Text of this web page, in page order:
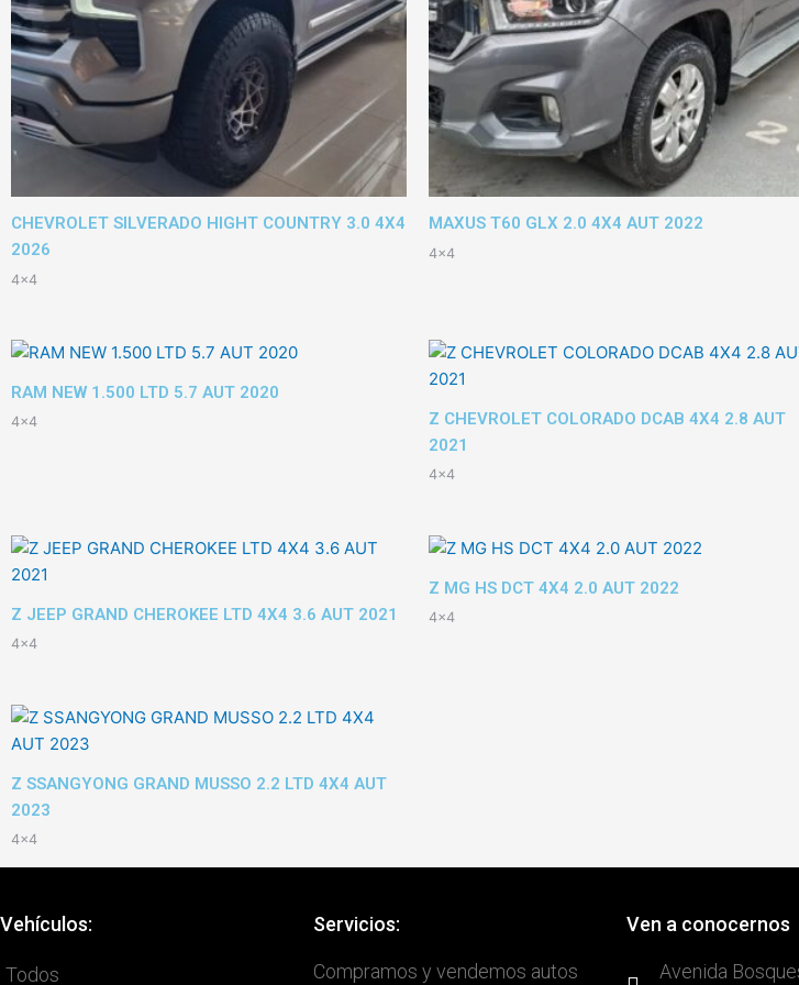
CHEVROLET SILVERADO HIGHT COUNTRY 3.0 4X4
2026
4x4
MAXUS T60 GLX 2.0 4X4 AUT 2022
4x4
RAM NEW 1.500 LTD 5.7 AUT 2020
4x4
Z CHEVROLET COLORADO DCAB 4X4 2.8 AUT
2021
4x4
Z JEEP GRAND CHEROKEE LTD 4X4 3.6 AUT 2021
4x4
Z MG HS DCT 4X4 2.0 AUT 2022
4x4
Z SSANGYONG GRAND MUSSO 2.2 LTD 4X4 AUT
2023
4x4
Vehículos:
Todos
Servicios:
Compramos y vendemos autos
Ven a conocernos
Avenida